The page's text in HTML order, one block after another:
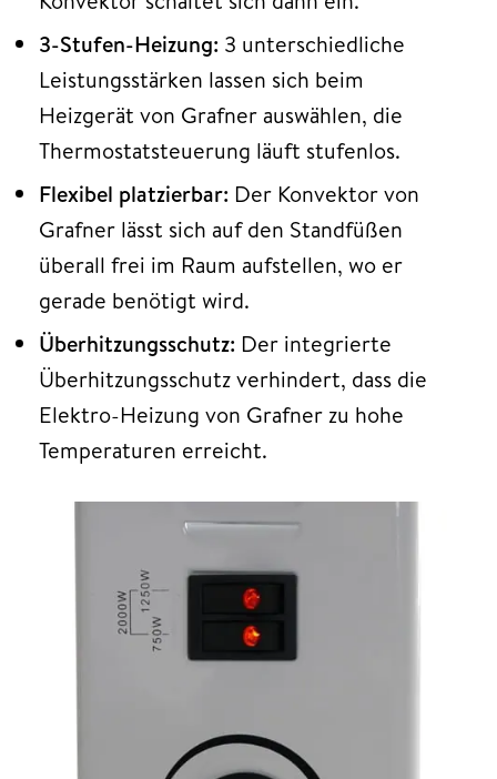
3-Stufen-Heizung: 3 unterschiedliche
Leistungsstärken lassen sich beim
Heizgerät von Grafner auswählen, die
Thermostatsteuerung läuft stufenlos.
Flexibel platzierbar: Der Konvektor von
Grafner lässt sich auf den Standfüßen
überall frei im Raum aufstellen, wo er
gerade benötigt wird.
Überhitzungsschutz: Der integrierte
Überhitzungsschutz verhindert, dass die
Elektro-Heizung von Grafner zu hohe
Temperaturen erreicht.